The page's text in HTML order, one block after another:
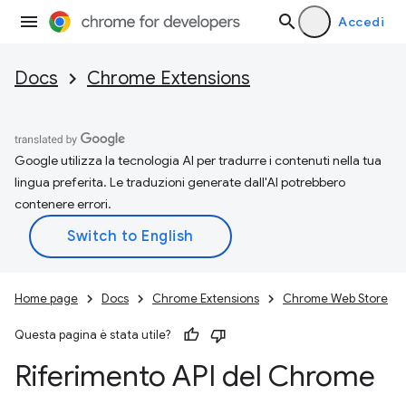
Accedi
Docs Chrome Extensions
Google utilizza la tecnologia AI per tradurre i contenuti nella tua
lingua preferita. Le traduzioni generate dall'AI potrebbero
contenere errori.
Home page Docs Chrome Extensions Chrome Web Store
Questa pagina è stata utile?
Riferimento API del Chrome